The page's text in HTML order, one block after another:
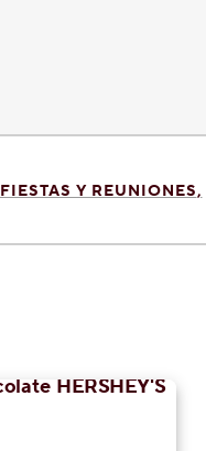
FIESTAS Y REUNIONES